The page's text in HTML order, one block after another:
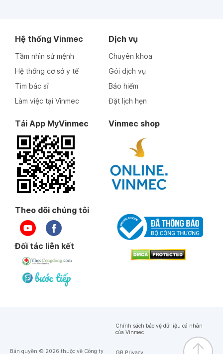
Hệ thống Vinmec
Tầm nhìn sứ mệnh
Hệ thống cơ sở y tế
Tìm bác sĩ
Làm việc tại Vinmec
Dịch vụ
Chuyên khoa
Gói dịch vụ
Bảo hiểm
Đặt lịch hẹn
Tải App MyVinmec Vinmec shop
Theo dõi chúng tôi
Đối tác liên kết
Bản quyền © 2026 thuộc về Công ty
Chính sách bảo vệ dữ liệu cá nhân
của Vinmec